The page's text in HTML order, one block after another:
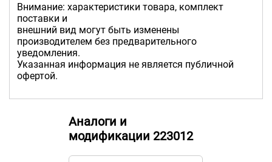
Внимание: характеристики товара, комплект
поставки и
внешний вид могут быть изменены
производителем без предварительного
уведомления.
Указанная информация не является публичной
офертой.
Аналоги и
модификации 223012